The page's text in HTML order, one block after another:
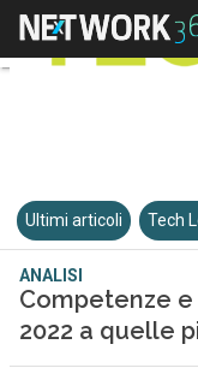
Ultimi articoli Tech
ANALISI
Competenze
2022 a quelle